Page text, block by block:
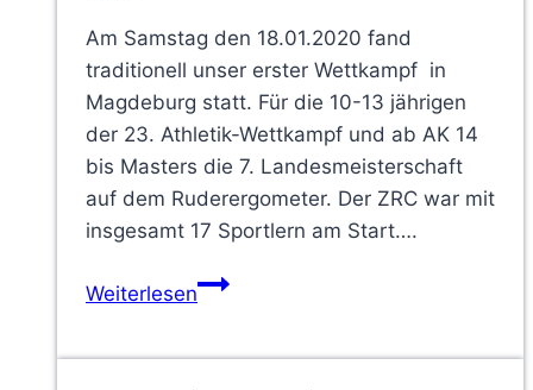
Am Samstag den 18.01.2020 fand
traditionell unser erster Wettkampf in
Magdeburg statt. Für die 10-13 jährigen
der 23. Athletik-Wettkampf und ab AK 14
bis Masters die 7. Landesmeisterschaft
auf dem Ruderergometer. Der ZRC war mit
insgesamt 17 Sportlern am Start….
WeiterlesenZschornewitzer